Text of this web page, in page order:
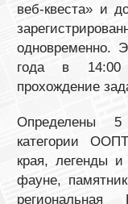
веб-квеста» и
одновременно.
года в
прохождение
Определены 5
категории
края, легенды
фауне,